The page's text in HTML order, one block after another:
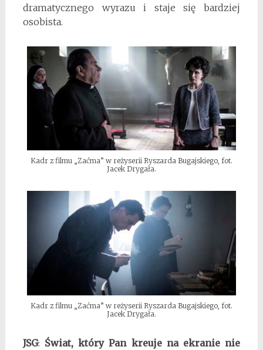
dramatycznego wyrazu i staje się bardziej
osobista.
Kadr z filmu „Zaćma” w reżyserii Ryszarda Bugajskiego, fot.
Jacek Drygała.
Kadr z filmu „Zaćma” w reżyserii Ryszarda Bugajskiego, fot.
Jacek Drygała.
JSG: Świat, który Pan kreuje na ekranie nie